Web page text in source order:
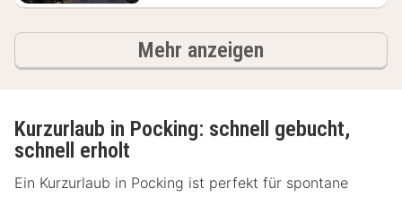
Mehr anzeigen
Kurzurlaub in Pocking: schnell gebucht,
schnell erholt
Ein Kurzurlaub in Pocking ist perfekt für spontane